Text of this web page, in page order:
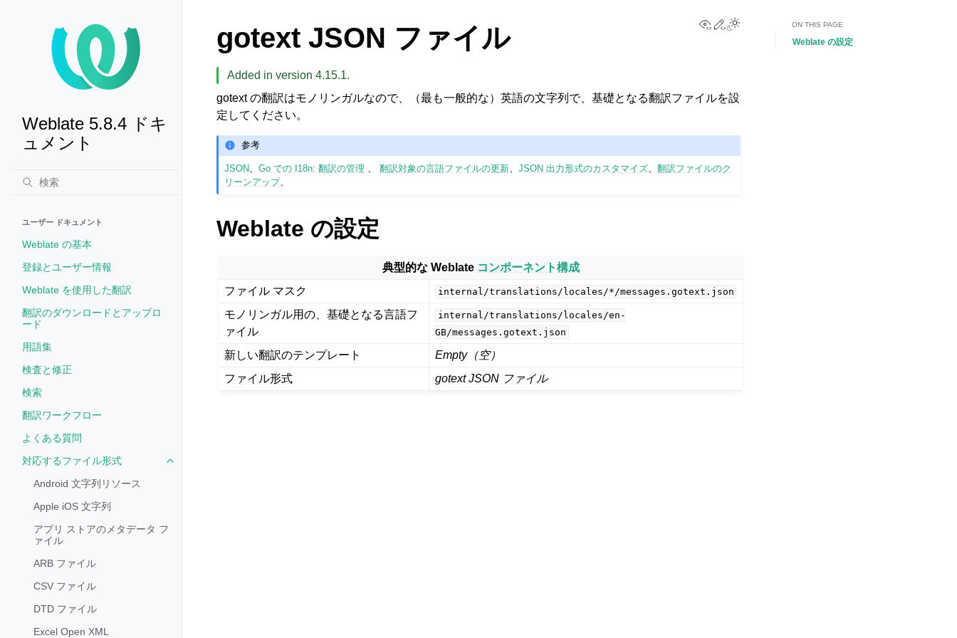
Weblate 5.8.4 ドキ
ュメント
ユーザー ドキュメント
Weblate の基本
登録とユーザー情報
Weblate を使用した翻訳
翻訳のダウンロードとアップロ
ード
用語集
検査と修正
検索
翻訳ワークフロー
よくある質問
対応するファイル形式
Toggle navigation of 対応するファイル形式
Android 文字列リソース
Apple iOS 文字列
アプリ ストアのメタデータ フ
ァイル
ARB ファイル
CSV ファイル
DTD ファイル
Excel Open XML
View this page
Edit this page
Toggle Light / Dark / Auto color theme
gotext JSON ファイル
Added in version 4.15.1.
gotext の翻訳はモノリンガルなので、（最も一般的な）英語の文字列で、基礎となる翻訳ファイルを設
定してください。
参考
JSON 、Go での I18n: 翻訳の管理 、翻訳対象の言語ファイルの更新 、JSON 出力形式のカスタマイズ 、翻訳ファイルのク
リーンアップ、
Weblate の設定
典型的な Weblate コンポーネント構成
ファイル マスク
internal/translations/locales/*/messages.gotext.json
モノリンガル用の、基礎となる言語フ
ァイル
internal/translations/locales/en-
GB/messages.gotext.json
新しい翻訳のテンプレート
Empty（空）
ファイル形式
gotext JSON ファイル
ON THIS PAGE
Weblate の設定